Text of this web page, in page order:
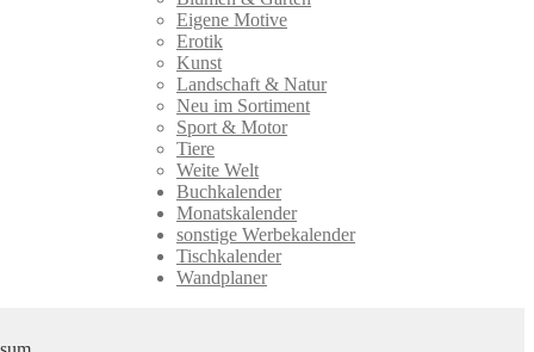
Eigene Motive
Erotik
Kunst
Landschaft & Natur
Neu im Sortiment
Sport & Motor
Tiere
Weite Welt
Buchkalender
Monatskalender
sonstige Werbekalender
Tischkalender
Wandplaner